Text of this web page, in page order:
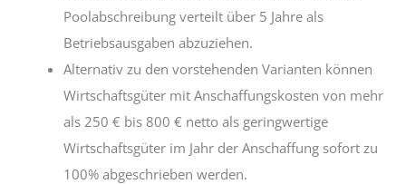
Poolabschreibung verteilt über 5 Jahre als
Betriebsausgaben abzuziehen.
Alternativ zu den vorstehenden Varianten können
Wirtschaftsgüter mit Anschaffungskosten von mehr
als 250 € bis 800 € netto als geringwertige
Wirtschaftsgüter im Jahr der Anschaffung sofort zu
100% abgeschrieben werden.